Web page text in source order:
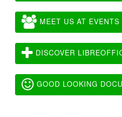
MEET US AT EVENTS
DISCOVER
GOOD LOOKING